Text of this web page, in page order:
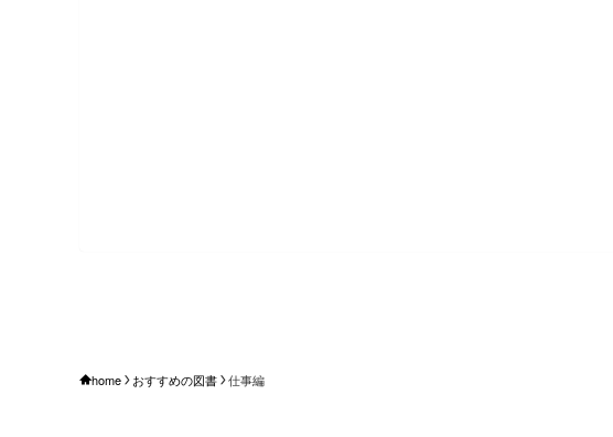
home おすすめの図書 仕事編